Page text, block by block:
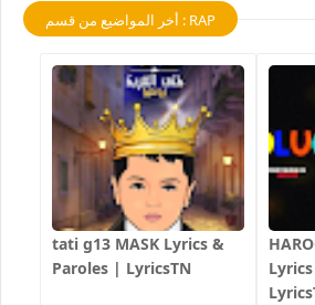
أخر المواضيع من قسم : RAP
tati g13 MASK Lyrics &
Paroles | LyricsTN